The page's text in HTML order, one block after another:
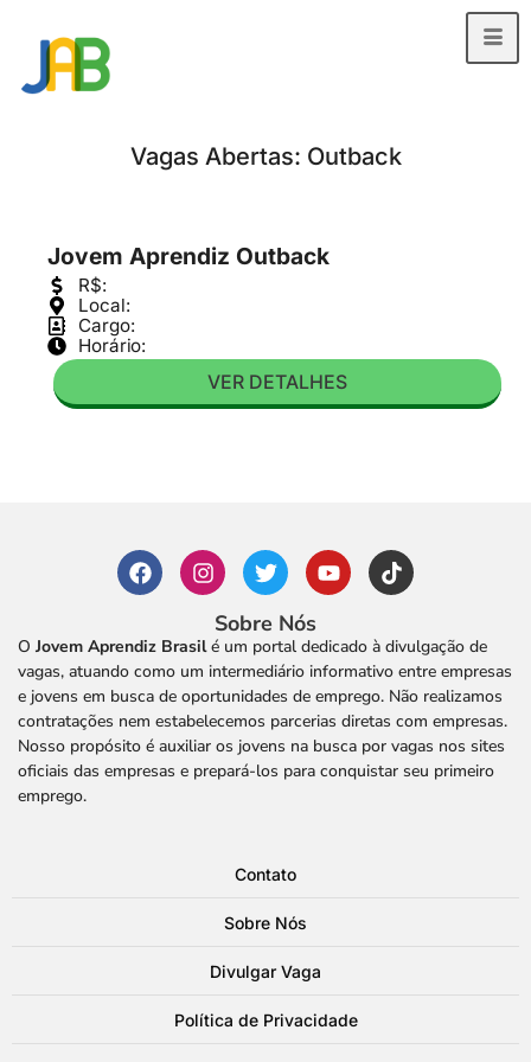
Vagas Abertas: Outback
Jovem Aprendiz Outback
R$:
Local:
Cargo:
Horário:
VER DETALHES
Sobre Nós
O Jovem Aprendiz Brasilé um portal dedicado à divulgação de
vagas, atuando como um intermediário informativo entre empresas
e jovens em busca de oportunidades de emprego. Não realizamos
contratações nem estabelecemos parcerias diretas com empresas.
Nosso propósito é auxiliar os jovens na busca por vagas nos sites
oficiais das empresas e prepará-los para conquistar seu primeiro
emprego.
Contato
Sobre Nós
Divulgar Vaga
Política de Privacidade